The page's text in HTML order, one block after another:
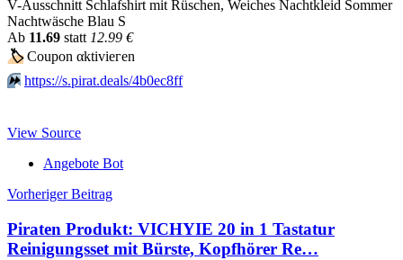
V-Ausschnitt Schlafshirt mit Rüschen, Weiches Nachtkleid Sommer
Nachtwäsche Blau S
Аb 11.69 statt 12.99 €
🏷Сοuрοn αktiviегеn
⏩️ https://s.pirat.deals/4b0ec8ff
View Source
Angebote Bot
Beitragsnavigation
Vorheriger Beitrag
Piraten Produkt: VICHYIE 20 in 1 Tastatur
Reinigungsset mit Bürste, Kopfhörer Re…